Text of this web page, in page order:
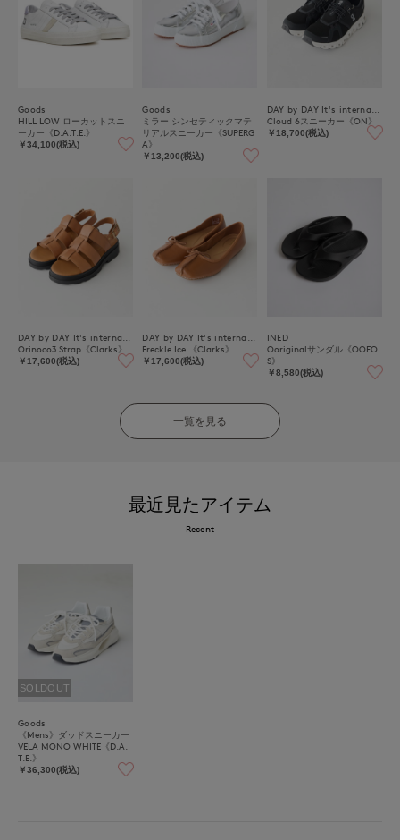
Goods
HILL LOW ローカットスニ
ーカー《D.A.T.E.》
￥34,100(税込)
Goods
ミラー シンセティックマテ
リアルスニーカー《SUPERG
A》
￥13,200(税込)
Cloud 6スニーカー《ON》
￥18,700(税込)
Orinoco3 Strap《Clarks》
￥17,600(税込)
Freckle Ice 《Clarks》
￥17,600(税込)
INED
Ooriginalサンダル《OOFO
S》
￥8,580(税込)
一覧を見る
最近見たアイテム
Recent
SOLDOUT
Goods
《Mens》ダッドスニーカー
VELA MONO WHITE《D.A.
T.E.》
￥36,300(税込)